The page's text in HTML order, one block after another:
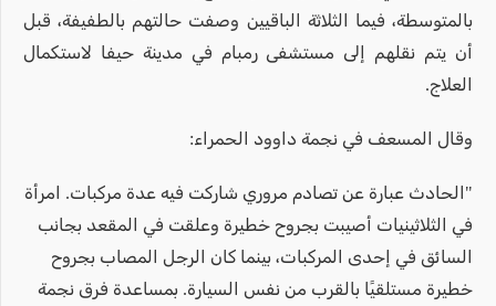
بالمتوسطة، فيما الثلاثة الباقيين وصفت حالتهم بالطفيفة، قبل
أن يتم نقلهم إلى مستشفى رمبام في مدينة حيفا لاستكمال
العلاج.
وقال المسعف في نجمة داوود الحمراء:
"الحادث عبارة عن تصادم مروري شاركت فيه عدة مركبات. امرأة
في الثلاثينيات أصيبت بجروح خطيرة وعلقت في المقعد بجانب
السائق في إحدى المركبات، بينما كان الرجل المصاب بجروح
خطيرة مستلقيًا بالقرب من نفس السيارة. بمساعدة فرق نجمة